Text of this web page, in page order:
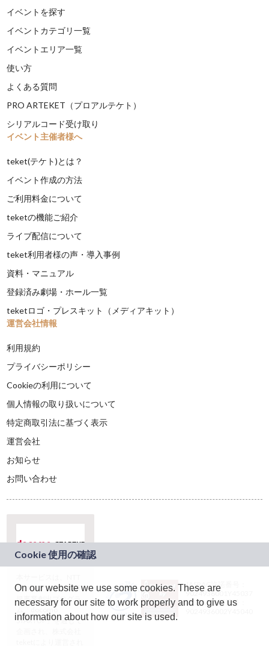
イベントを探す
イベントカテゴリ一覧
イベントエリア一覧
使い方
よくある質問
PRO ARTEKET（プロアルテケト）
シリアルコード受け取り
イベント主催者様へ
teket(テケト)とは？
イベント作成の方法
ご利用料金について
teketの機能ご紹介
ライブ配信について
teket利用者様の声・導入事例
資料・マニュアル
登録済み劇場・ホール一覧
teketロゴ・プレスキット（メディアキット）
運営会社情報
利用規約
プライバシーポリシー
Cookieの利用について
個人情報の取り扱いについて
特定商取引法に基づく表示
運営会社
お知らせ
お問い合わせ
ドコモグループの新
規事業創出プログラ
ム「docomo
STARTUP」を通じて
JASRAC許諾番号：
9024936001Y45037
JASRAC許諾番号：
On our website we use some cookies. These are
necessary for our site to work properly and to give us
information about how our site is used.